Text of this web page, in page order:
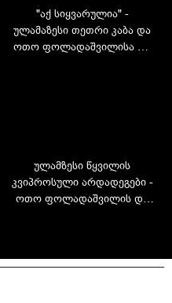
"აქ სიყვარულია" -
ულამაზესი თეთრი კაბა და
ოთო ფოლადაშვილისა და
ულამზესი წყვილის
კვიპროსული არდადეგები -
ოთო ფოლადაშვილის და